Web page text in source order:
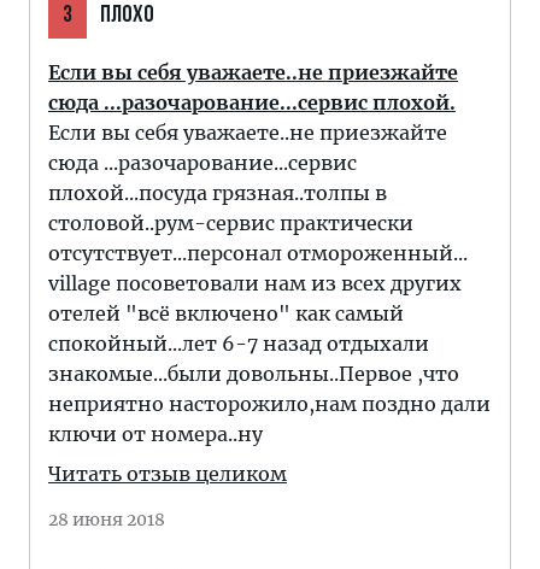
3 ПЛОХО
Если вы себя уважаете..не приезжайте
сюда ...разочарование...сервис плохой.
Если вы себя уважаете..не приезжайте
сюда ...разочарование...сервис
плохой...посуда грязная..толпы в
столовой..рум-сервис практически
отсутствует...персонал отмороженный...
village посоветовали нам из всех других
отелей "всё включено" как самый
спокойный...лет 6-7 назад отдыхали
знакомые...были довольны..Первое ,что
неприятно насторожило,нам поздно дали
ключи от номера..ну
Читать отзыв целиком
28 июня 2018